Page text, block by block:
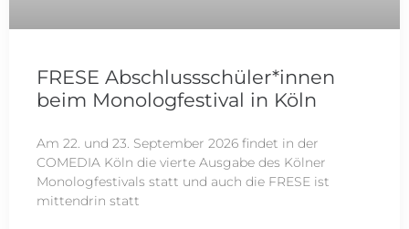
FRESE Abschlussschüler*innen
beim Monologfestival in Köln
Am 22. und 23. September 2026 findet in der
COMEDIA Köln die vierte Ausgabe des Kölner
Monologfestivals statt und auch die FRESE ist
mittendrin statt